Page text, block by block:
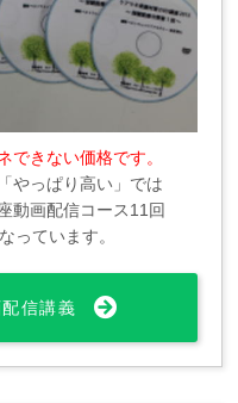
できない価格です。
やっぱり高い」では
動画配信コース11回
っています。
信講義